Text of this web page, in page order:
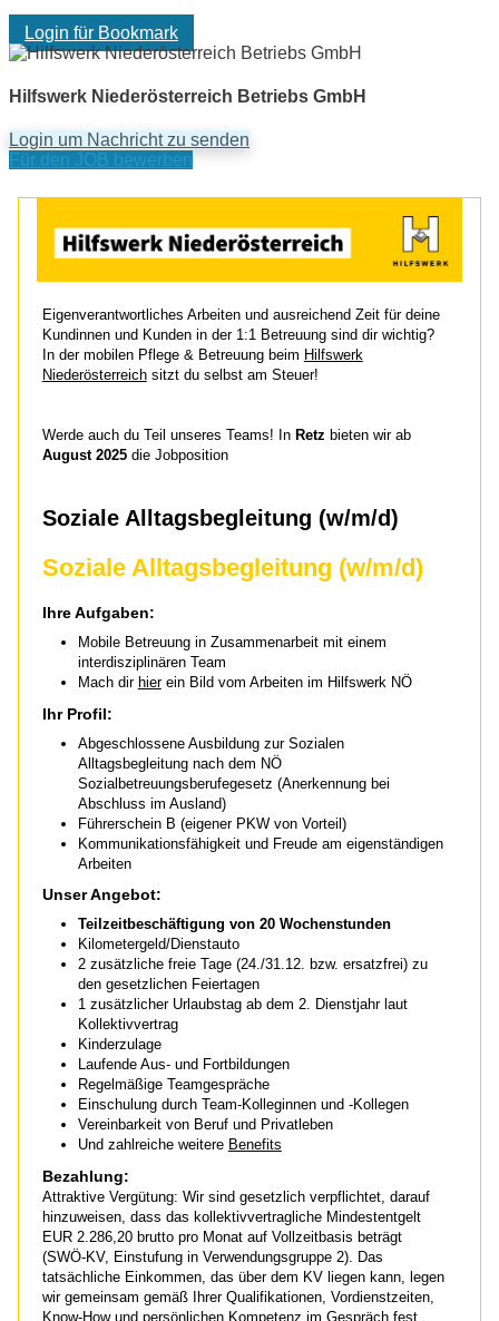
Login für Bookmark
Hilfswerk Niederösterreich Betriebs GmbH
Login um Nachricht zu senden
Für den JOB bewerben